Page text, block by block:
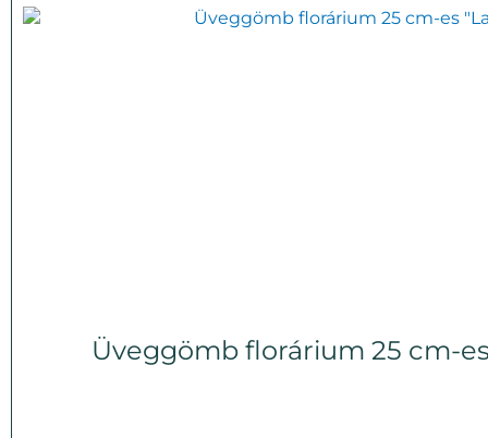
Üveggömb florárium 25 cm-es